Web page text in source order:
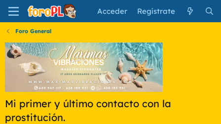
Acceder Regístrate
Foro General
Mi primer y último contacto con la
prostitución.